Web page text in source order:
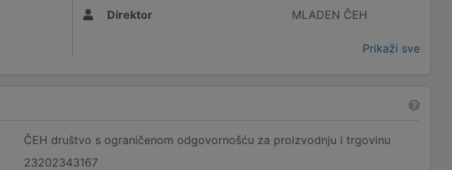
Direktor
MLADEN ČEH
Prikaži sve
ČEH društvo s ograničenom odgovornošću za proizvodnju i trgovinu
23202343167